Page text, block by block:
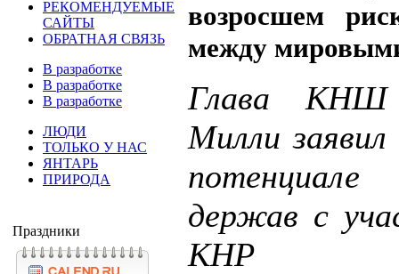
РЕКОМЕНДУЕМЫЕ
САЙТЫ
ОБРАТНАЯ СВЯЗЬ
В разработке
В разработке
В разработке
ЛЮДИ
ТОЛЬКО У НАС
ЯНТАРЬ
ПРИРОДА
Праздники
возросшем
между
Глава
Милли
держав с
КНР